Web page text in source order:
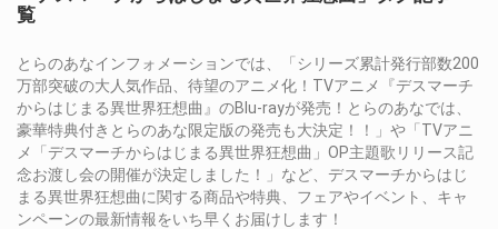
覧
とらのあなインフォメーションでは、「シリーズ累計発行部数200
万部突破の大人気作品、待望のアニメ化！TVアニメ『デスマーチ
からはじまる異世界狂想曲』のBlu-rayが発売！とらのあなでは、
豪華特典付きとらのあな限定版の発売も大決定！！」や「TVアニ
メ「デスマーチからはじまる異世界狂想曲」OP主題歌リリース記
念お渡し会の開催が決定しました！」など、デスマーチからはじ
まる異世界狂想曲に関する商品や特典、フェアやイベント、キャ
ンペーンの最新情報をいち早くお届けします！